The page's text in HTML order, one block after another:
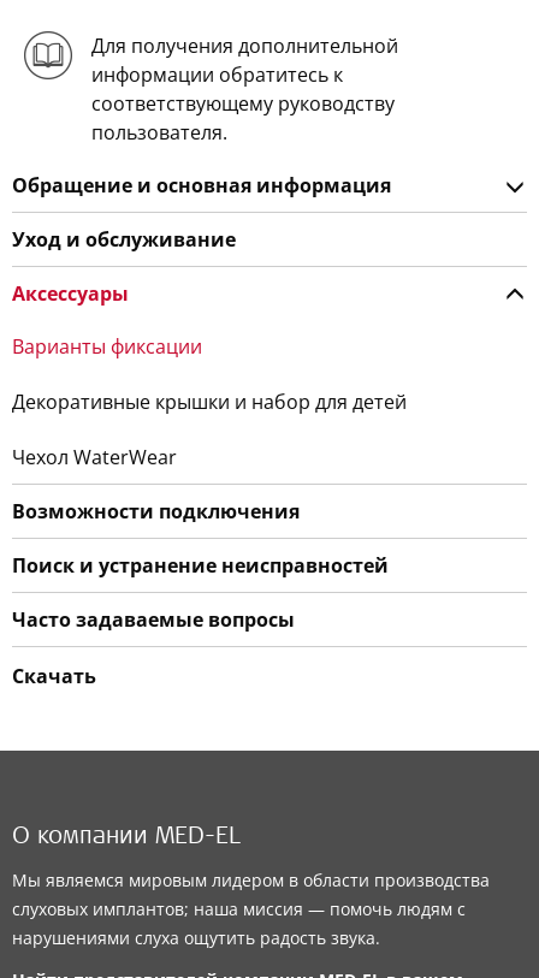
Для получения дополнительной
информации обратитесь к
соответствующему руководству
пользователя.
Обращение и основная информация
Уход и обслуживание
Аксессуары
Варианты фиксации
Декоративные крышки и набор для детей
Чехол WaterWear
Возможности подключения
Поиск и устранение неисправностей
Часто задаваемые вопросы
Скачать
О компании MED-EL
Мы являемся мировым лидером в области производства
слуховых имплантов; наша миссия — помочь людям с
нарушениями слуха ощутить радость звука.